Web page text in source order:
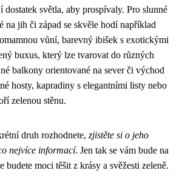
dostatek světla, aby prospívaly. Pro slunné
na jih či západ se skvěle hodí například
vůní, barevný ibišek s exotickými
buxus, který lze tvarovat do různých
balkony orientované na sever či východ
hosty, kapradiny s elegantními listy nebo
zelenou stěnu.
druh rozhodnete, zjistěte si o jeho
nejvíce informací. Jen tak se vám bude na
budete moci těšit z krásy a svěžesti zeleně.